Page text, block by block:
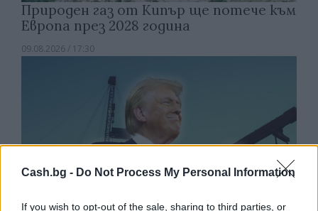
Cash.bg - Do Not Process My Personal Information
If you wish to opt-out of the sale, sharing to third parties, or
Природен газ от Кипър ще потече към
Европа през 2028 година
09.08.2026 / 17:30